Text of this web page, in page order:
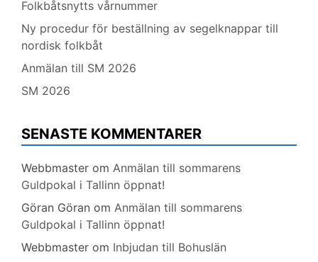
Folkbåtsnytts vårnummer
Ny procedur för beställning av segelknappar till
nordisk folkbåt
Anmälan till SM 2026
SM 2026
SENASTE KOMMENTARER
Webbmaster om Anmälan till sommarens
Guldpokal i Tallinn öppnat!
Göran Göran om Anmälan till sommarens
Guldpokal i Tallinn öppnat!
Webbmaster om Inbjudan till Bohuslän